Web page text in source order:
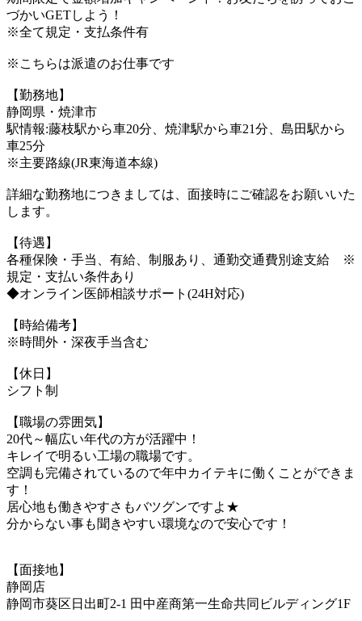
づかいGETしよう！
※全て規定・支払条件有
※こちらは派遣のお仕事です
【勤務地】
静岡県・焼津市
駅情報:藤枝駅から車20分、焼津駅から車21分、島田駅から
車25分
※主要路線(JR東海道本線)
詳細な勤務地につきましては、面接時にご確認をお願いいた
します。
【待遇】
各種保険・手当、有給、制服あり、通勤交通費別途支給 ※
規定・支払い条件あり
◆オンライン医師相談サポート(24H対応)
【時給備考】
※時間外・深夜手当含む
【休日】
シフト制
【職場の雰囲気】
20代～幅広い年代の方が活躍中！
キレイで明るい工場の職場です。
空調も完備されているので年中カイテキに働くことができま
す！
居心地も働きやすさもバツグンですよ★
分からない事も聞きやすい環境なので安心です！
【面接地】
静岡店
静岡市葵区日出町2-1 田中産商第一生命共同ビルディング1F